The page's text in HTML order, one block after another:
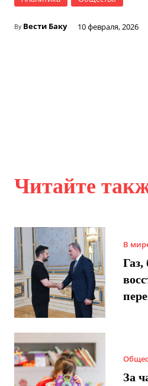
By Вести Баку 10 февраля, 2026
Читайте
В
Газ,
За